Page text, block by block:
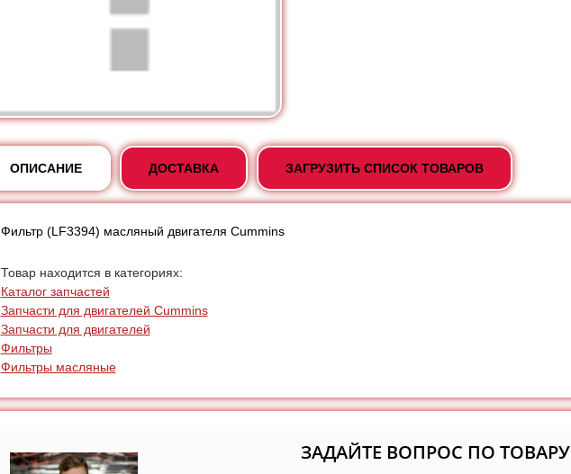
ОПИСАНИЕ ДОСТАВКА ЗАГРУЗИТЬ СПИСОК ТОВАРОВ
Фильтр (LF3394) масляный двигателя Cummins
Товар находится в категориях:
Каталог запчастей
Запчасти для двигателей Cummins
Запчасти для двигателей
Фильтры
Фильтры масляные
ЗАДАЙТЕ ВОПРОС ПО ТОВАРУ